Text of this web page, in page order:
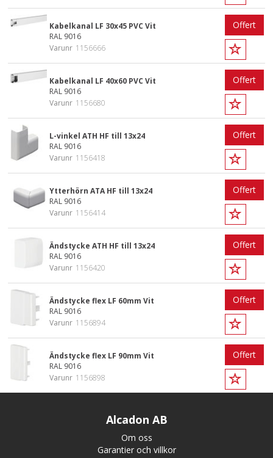
Kabelkanal LF 30x45 PVC Vit
RAL 9016
Varunr 1156666
Offert
Kabelkanal LF 40x60 PVC Vit
RAL 9016
Varunr 1156680
Offert
L-vinkel ATH HF till 13x24
RAL 9016
Varunr 1156418
Offert
Ytterhörn ATA HF till 13x24
RAL 9016
Varunr 1156414
Offert
Ändstycke ATH HF till 13x24
RAL 9016
Varunr 1156420
Offert
Ändstycke flex LF 60mm Vit
RAL 9016
Varunr 1156894
Offert
Ändstycke flex LF 90mm Vit
RAL 9016
Varunr 1156898
Offert
Alcadon AB
Om oss
Garantier och villkor